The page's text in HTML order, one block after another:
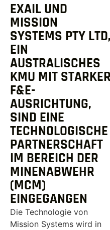
EXAIL UND
MISSION
SYSTEMS PTY LTD,
EIN
AUSTRALISCHES
KMU MIT STARKER
F&E-
AUSRICHTUNG,
SIND EINE
TECHNOLOGISCHE
PARTNERSCHAFT
IM BEREICH DER
MINENABWEHR
(MCM)
EINGEGANGEN
Die Technologie von
Mission Systems wird in